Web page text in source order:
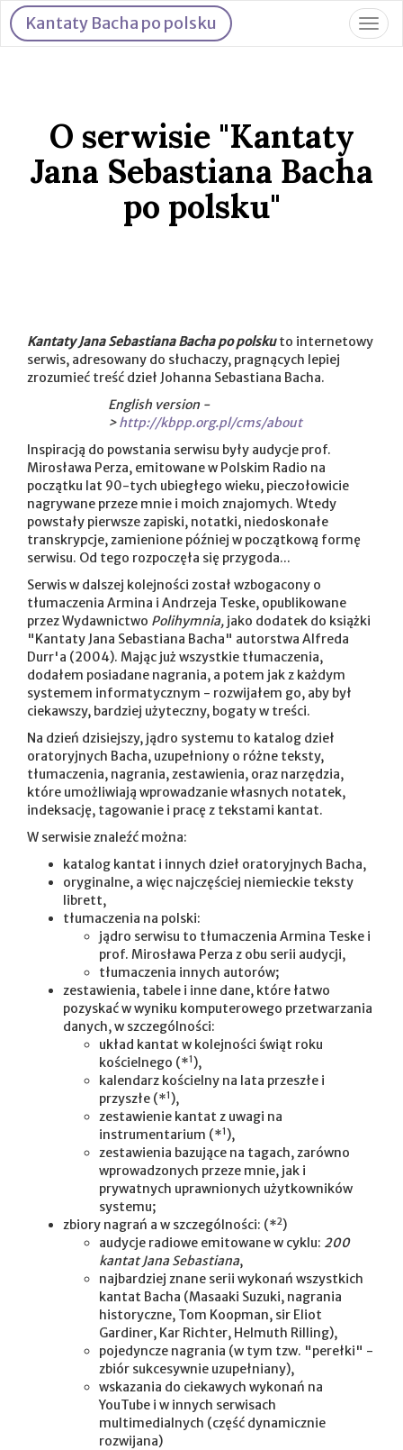
Kantaty Bacha po polsku
O serwisie "Kantaty
Jana Sebastiana Bacha
po polsku"
Kantaty Jana Sebastiana Bacha po polskuto internetowy
serwis, adresowany do słuchaczy, pragnących lepiej
zrozumieć treść dzieł Johanna Sebastiana Bacha.
English version -
>http://kbpp.org.pl/cms/about
Inspiracją do powstania serwisu były audycje prof.
Mirosława Perza, emitowane w Polskim Radio na
początku lat 90-tych ubiegłego wieku, pieczołowicie
nagrywane przeze mnie i moich znajomych. Wtedy
powstały pierwsze zapiski, notatki, niedoskonałe
transkrypcje, zamienione później w początkową formę
serwisu. Od tego rozpoczęła się przygoda...
Serwis w dalszej kolejności został wzbogacony o
tłumaczenia Armina i Andrzeja Teske, opublikowane
przez Wydawnictwo Polihymnia, jako dodatek do książki
"Kantaty Jana Sebastiana Bacha" autorstwa Alfreda
Durr'a (2004). Mając już wszystkie tłumaczenia,
dodałem posiadane nagrania, a potem jak z każdym
systemem informatycznym - rozwijałem go, aby był
ciekawszy, bardziej użyteczny, bogaty w treści.
Na dzień dzisiejszy, jądro systemu to katalog dzieł
oratoryjnych Bacha, uzupełniony o różne teksty,
tłumaczenia, nagrania, zestawienia, oraz narzędzia,
które umożliwiają wprowadzanie własnych notatek,
indeksację, tagowanie i pracę z tekstami kantat.
W serwisie znaleźć można:
katalog kantat i innych dzieł oratoryjnych Bacha,
oryginalne, a więc najczęściej niemieckie teksty
librett,
tłumaczenia na polski:
jądro serwisu to tłumaczenia Armina Teske i
prof. Mirosława Perza z obu serii audycji,
tłumaczenia innych autorów;
zestawienia, tabele i inne dane, które łatwo
pozyskać w wyniku komputerowego przetwarzania
danych, w szczególności:
układ kantat w kolejności świąt roku
kościelnego (*1),
kalendarz kościelny na lata przeszłe i
przyszłe (*1),
zestawienie kantat z uwagi na
instrumentarium (*1),
zestawienia bazujące na tagach, zarówno
wprowadzonych przeze mnie, jak i
prywatnych uprawnionych użytkowników
systemu;
zbiory nagrań a w szczególności: (*2)
audycje radiowe emitowane w cyklu: 200
kantat Jana Sebastiana,
najbardziej znane serii wykonań wszystkich
kantat Bacha (Masaaki Suzuki, nagrania
historyczne, Tom Koopman, sir Eliot
Gardiner, Kar Richter, Helmuth Rilling),
pojedyncze nagrania (w tym tzw. "perełki" -
zbiór sukcesywnie uzupełniany),
wskazania do ciekawych wykonań na
YouTube i w innych serwisach
multimedialnych (część dynamicznie
rozwijana)